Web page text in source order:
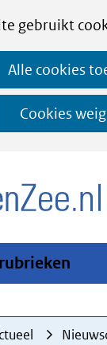
gebruikt
Alle cookies
Cookies
Ga
de